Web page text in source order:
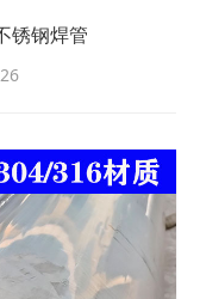
锈钢焊管